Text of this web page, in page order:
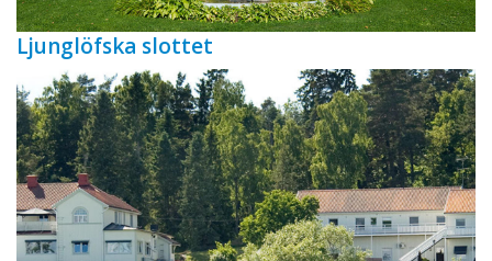
Ljunglöfska slottet